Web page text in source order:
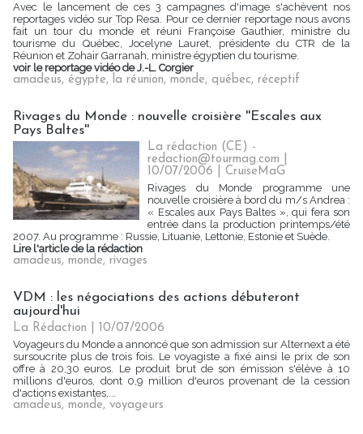
Avec le lancement de ces 3 campagnes d'image s'achèvent nos
reportages vidéo sur Top Resa. Pour ce dernier reportage nous avons
fait un tour du monde et réuni Françoise Gauthier, ministre du
tourisme du Québec, Jocelyne Lauret, présidente du CTR de la
Réunion et Zohair Garranah, ministre égyptien du tourisme.
voir le reportage vidéo de J.-L. Corgier
amadeus, égypte, la réunion, monde, québec, réceptif
Rivages du Monde : nouvelle croisière ''Escales aux
Pays Baltes''
La rédaction (CE) -
redaction@tourmag.com |
10/07/2006 |CruiseMaG
Rivages du Monde programme une
nouvelle croisière à bord du m/s Andrea :
« Escales aux Pays Baltes », qui fera son
entrée dans la production printemps/été
2007. Au programme : Russie, Lituanie, Lettonie, Estonie et Suède.
Lire l'article de la rédaction
amadeus, monde, rivages
VDM : les négociations des actions débuteront
aujourd'hui
La Rédaction | 10/07/2006
Voyageurs du Monde a annoncé que son admission sur Alternext a été
sursoucrite plus de trois fois. Le voyagiste a fixé ainsi le prix de son
offre à 20,30 euros. Le produit brut de son émission s'élève à 10
millions d'euros, dont 0,9 million d'euros provenant de la cession
d'actions existantes,...
amadeus, monde, voyageurs